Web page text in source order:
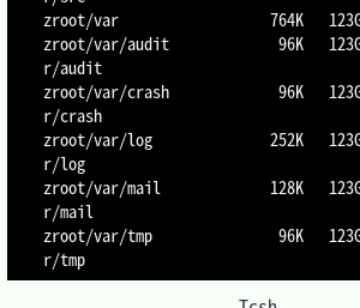
zroot/var                  764K
zroot/var/audit             96K
r/audit
zroot/var/crash             96K
r/crash
zroot/var/log              252K
r/log
zroot/var/mail             128K
r/mail
zroot/var/tmp               96K